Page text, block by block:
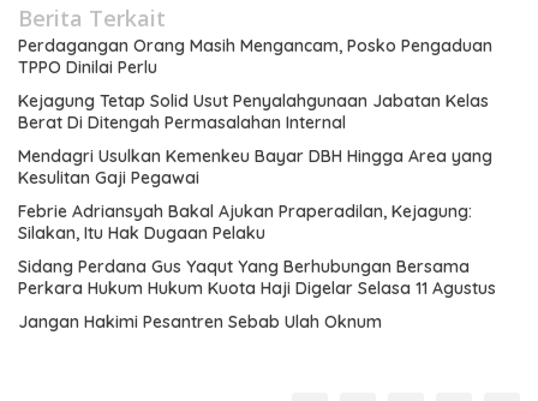
Berita Terkait
Perdagangan Orang Masih Mengancam, Posko Pengaduan
TPPO Dinilai Perlu
Kejagung Tetap Solid Usut Penyalahgunaan Jabatan Kelas
Berat Di Ditengah Permasalahan Internal
Mendagri Usulkan Kemenkeu Bayar DBH Hingga Area yang
Kesulitan Gaji Pegawai
Febrie Adriansyah Bakal Ajukan Praperadilan, Kejagung:
Silakan, Itu Hak Dugaan Pelaku
Sidang Perdana Gus Yaqut Yang Berhubungan Bersama
Perkara Hukum Hukum Kuota Haji Digelar Selasa 11 Agustus
Jangan Hakimi Pesantren Sebab Ulah Oknum